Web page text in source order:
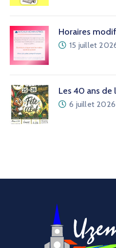
Horaires
15 juillet
Les 40 ans de
6 juillet 2026